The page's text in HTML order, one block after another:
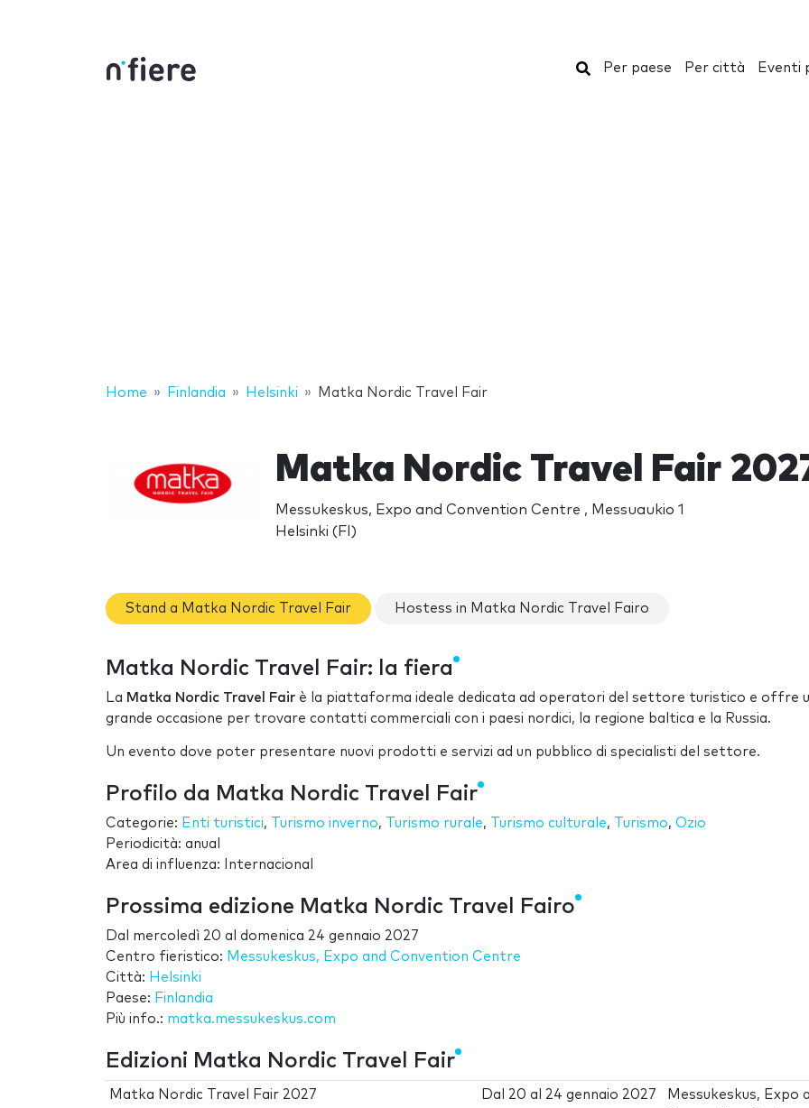
Cerca
Per paese Per città Eventi
Home Finlandia Helsinki Matka Nordic Travel Fair
Matka Nordic Travel Fair
Messukeskus, Expo and Convention Centre , Messuaukio 1
Helsinki (FI)
Stand a Matka Nordic Travel Fair Hostess in Matka Nordic Travel Fairo
Matka Nordic Travel Fair: la fiera
La Matka Nordic Travel Fair è la piattaforma ideale dedicata ad operatori del settore turistico e offre
grande occasione per trovare contatti commerciali con i paesi nordici, la regione baltica e la Russia.
Un evento dove poter presentare nuovi prodotti e servizi ad un pubblico di specialisti del settore.
Profilo da Matka Nordic Travel Fair
Categorie: Enti turistici, Turismo inverno, Turismo rurale, Turismo culturale, Turismo, Ozio
Periodicità: anual
Area di influenza: Internacional
Prossima edizione Matka Nordic Travel Fairo
Dal mercoledì 20 al domenica 24 gennaio 2027
Centro fieristico: Messukeskus, Expo and Convention Centre
Città: Helsinki
Paese: Finlandia
Più info.: matka.messukeskus.com
Edizioni Matka Nordic Travel Fair
Matka Nordic Travel Fair 2027 Dal 20 al 24 gennaio 2027
Messukeskus, Expo